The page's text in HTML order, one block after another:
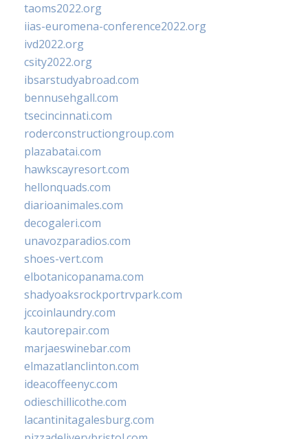
taoms2022.org
iias-euromena-conference2022.org
ivd2022.org
csity2022.org
ibsarstudyabroad.com
bennusehgall.com
tsecincinnati.com
roderconstructiongroup.com
plazabatai.com
hawkscayresort.com
hellonquads.com
diarioanimales.com
decogaleri.com
unavozparadios.com
shoes-vert.com
elbotanicopanama.com
shadyoaksrockportrvpark.com
jccoinlaundry.com
kautorepair.com
marjaeswinebar.com
elmazatlanclinton.com
ideacoffeenyc.com
odieschillicothe.com
lacantinitagalesburg.com